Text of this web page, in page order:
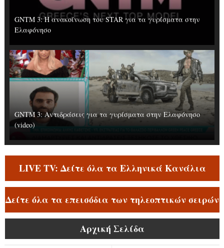
GNTM 3: Η ανακοίνωση του STAR για τα γυρίσματα στην
Ελαφόνησο
GNTM 3: Αντιδράσεις για τα γυρίσματα στην Ελαφόνησο
(video)
LIVE TV: Δείτε όλα τα Ελληνικά Κανάλια
Δείτε όλα τα επεισόδια των τηλεοπτικών σειρών
Αρχική Σελίδα